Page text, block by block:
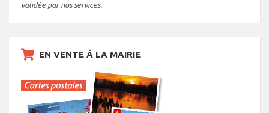
validée par nos services.
EN VENTE À LA MAIRIE